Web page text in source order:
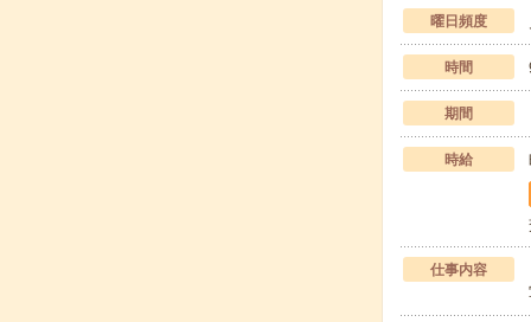
曜日頻度
時間
期間
時給
仕事内容